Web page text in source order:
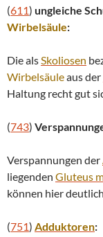
(611) ungleiche
Wirbelsäule:
Die alsSkoliosen
Wirbelsäuleaus der
Haltung recht gut
(743)
Verspannungen der
liegenden Gluteus
können hier
(751) Adduktoren: